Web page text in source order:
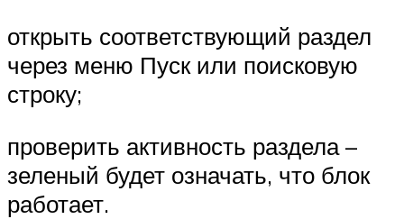
открыть соответствующий раздел
через меню Пуск или поисковую
строку;
проверить активность раздела –
зеленый будет означать, что блок
работает.